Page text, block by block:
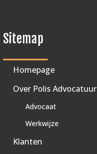
Sitemap
Homepage
Over Polis Advocatuur
Advocaat
Werkwijze
Klanten